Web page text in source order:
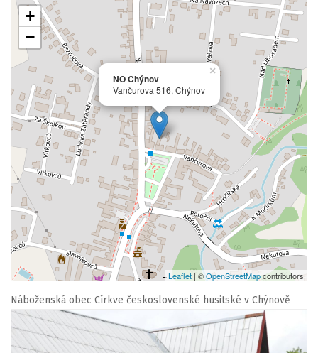
NO Chýnov
Vančurova 516, Chýnov
×
+
−
Leaflet | ©OpenStreetMapcontributors
Náboženská obec Církve československé husitské v Chýnově